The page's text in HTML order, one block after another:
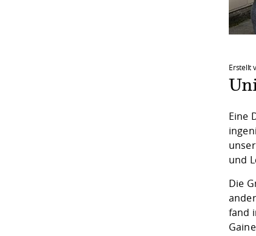
Erstellt
Eine
und
Die
fand